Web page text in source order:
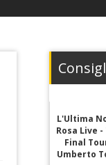
L'Ultima
Rosa Live -
Final
Umberto